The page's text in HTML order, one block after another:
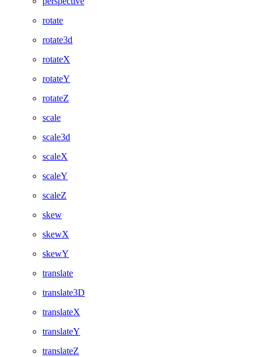
rotate
rotate3d
rotateX
rotateY
rotateZ
scale
scale3d
scaleX
scaleY
scaleZ
skew
skewX
skewY
translate
translate3D
translateX
translateY
translateZ